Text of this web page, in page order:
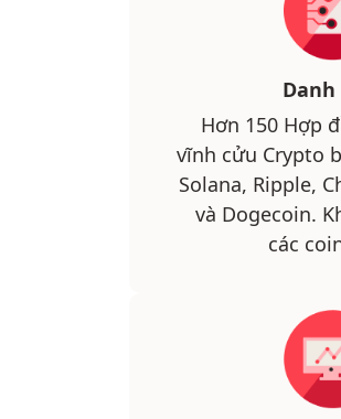
Hơn 150 Hợp
vĩnh cửu Crypto
Solana, Ripple,
và Dogecoin.
các